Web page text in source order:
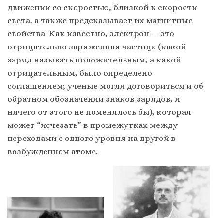
движении со скоростью, близкой к скорости
света, а также предсказывает их магнитные
свойства. Как известно, электрон — это
отрицательно заряженная частица (какой
заряд называть положительным, а какой
отрицательным, было определено
соглашением; ученые могли договориться и об
обратном обозначении знаков зарядов, и
ничего от этого не поменялось бы), которая
может “исчезать” в промежутках между
переходами с одного уровня на другой в
возбужденном атоме.